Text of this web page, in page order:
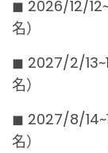
◼︎ 2026/12/
名）
◼︎ 2027/2/
名）
◼︎ 2027/8/
名）